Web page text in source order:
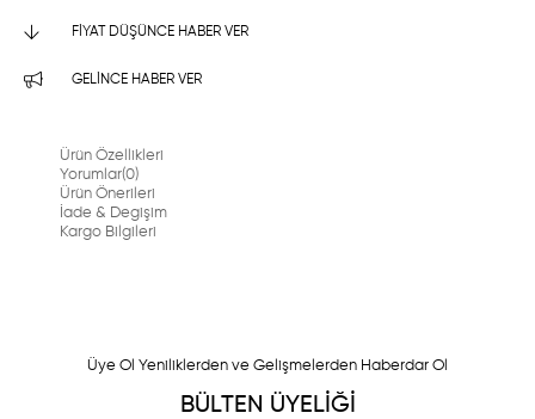
FIYAT DÜŞÜNCE HABER VER
GELINCE HABER VER
Ürün Özellikleri
Yorumlar(0)
Ürün Önerileri
İade & Degişim
Kargo Bilgileri
Üye Ol Yeniliklerden ve Gelişmelerden Haberdar Ol
BÜLTEN ÜYELİĞİ